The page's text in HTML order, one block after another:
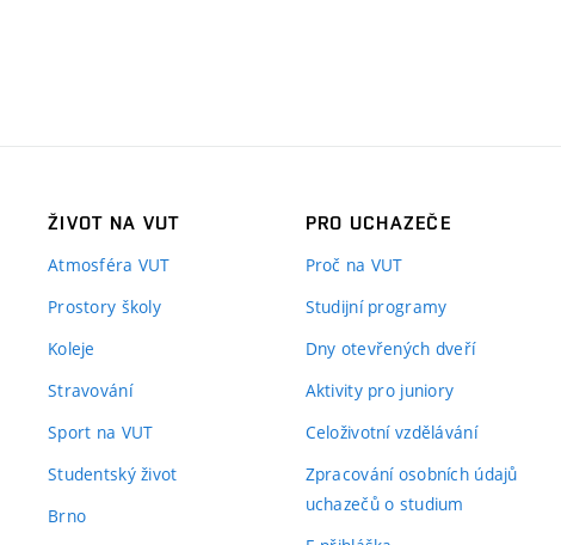
ŽIVOT NA VUT
Atmosféra VUT
Prostory školy
Koleje
Stravování
Sport na VUT
Studentský život
Brno
PRO UCHAZEČE
Proč na VUT
Studijní programy
Dny otevřených dveří
Aktivity pro juniory
Celoživotní vzdělávání
Zpracování osobních údajů
uchazečů o studium